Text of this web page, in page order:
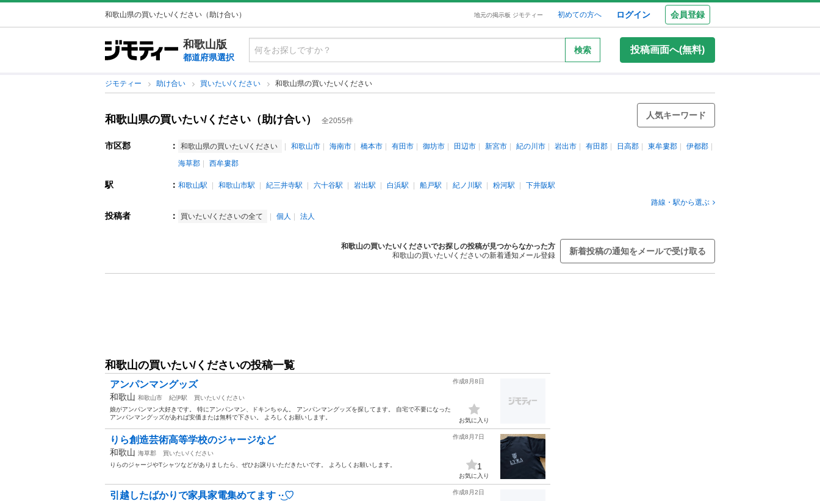
和歌山県の買いたい/ください（助け合い） 地元の掲示板 ジモティー 初めての方へ ログイン 会員登録
和歌山版
都道府県選択
検索 投稿画面へ(無料)
ジモティー 助け合い 買いたい/ください 和歌山県の買いたい/ください
和歌山県の買いたい/ください（助け合い） 全2055件
人気キーワード
市区郡 ： 和歌山県の買いたい/ください 和歌山市 海南市 橋本市 有田市 御坊市 田辺市 新宮市 紀の川市 岩出市 有田郡 日高郡 東牟婁郡
伊都郡
海草郡
西牟婁郡
駅 ： 和歌山駅 和歌山市駅 紀三井寺駅 六十谷駅 岩出駅 白浜駅 船戸駅 紀ノ川駅 粉河駅
下井阪駅
路線・駅から選ぶ
投稿者 ： 買いたい/くださいの全て 個人 法人
和歌山の買いたい/くださいでお探しの投稿が見つからなかった方
和歌山の買いたい/くださいの新着通知メール登録
新着投稿の通知をメールで受け取る
和歌山の買いたい/くださいの投稿一覧
アンパンマングッズ
和歌山 和歌山市 紀伊駅
買いたい/ください
娘がアンパンマン大好きです。 特にアンパンマン、ドキンちゃん。 アンパンマングッズを探してます。 自宅で不要になった
アンパンマングッズがあれば安価または無料で下さい。 よろしくお願いします。
作成8月8日
お気に入り
りら創造芸術高等学校のジャージなど
和歌山 海草郡
買いたい/ください
りらのジャージやTシャツなどがありましたら、ぜひお譲りいただきたいです。 よろしくお願いします。
作成8月7日
1
お気に入り
引越したばかりで家具家電集めてます‪ ·͜·♡ 作成8月2日